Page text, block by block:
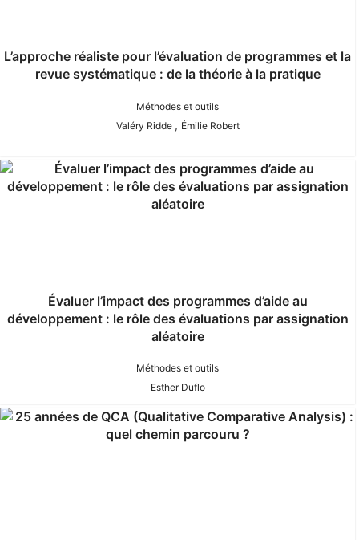
L’approche réaliste pour l’évaluation de programmes et la
revue systématique : de la théorie à la pratique
Méthodes et outils
Valéry Ridde , Émilie Robert
Évaluer l’impact des programmes d’aide au
développement : le rôle des évaluations par assignation
aléatoire
Méthodes et outils
Esther Duflo